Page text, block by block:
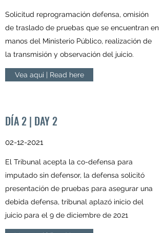
Solicitud reprogramación defensa, omisión
de traslado de pruebas que se encuentran en
manos del Ministerio Público, realización de
la transmisión y observación del juicio.
Vea aqui | Read here
DÍA 2 | DAY 2
02-12-2021
El Tribunal acepta la co-defensa para
imputado sin defensor, la defensa solicitó
presentación de pruebas para asegurar una
debida defensa, tribunal aplazó inicio del
juicio para el 9 de diciembre de 2021